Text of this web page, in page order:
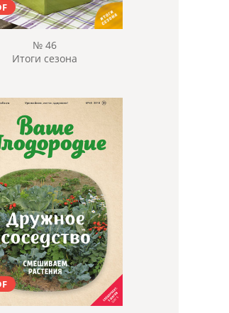
№ 46
Итоги сезона